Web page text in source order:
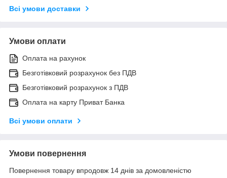
Всі умови доставки
Умови оплати
Оплата на рахунок
Безготівковий розрахунок без ПДВ
Безготівковий розрахунок з ПДВ
Оплата на карту Приват Банка
Всі умови оплати
Умови повернення
Повернення товару впродовж 14 днів за домовленістю